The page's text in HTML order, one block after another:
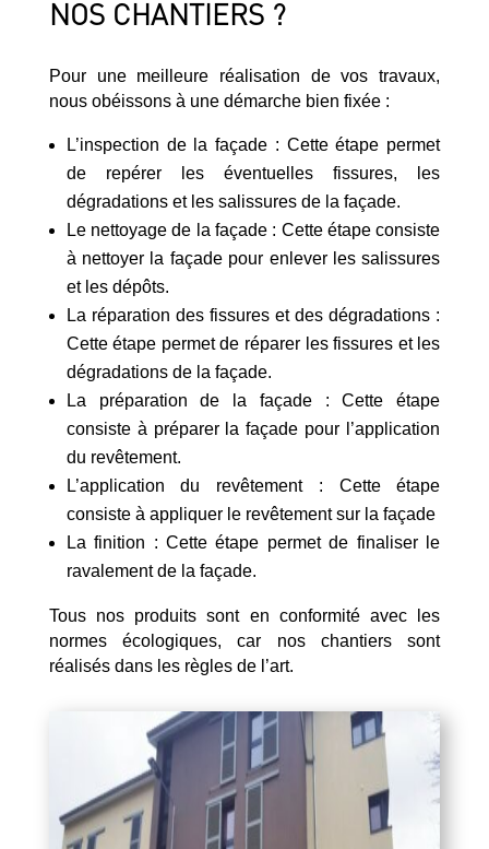
NOS CHANTIERS ?
Pour une meilleure réalisation de vos travaux,
nous obéissons à une démarche bien fixée :
L’inspection de la façade : Cette étape permet
de repérer les éventuelles fissures, les
dégradations et les salissures de la façade.
Le nettoyage de la façade : Cette étape consiste
à nettoyer la façade pour enlever les salissures
et les dépôts.
La réparation des fissures et des dégradations :
Cette étape permet de réparer les fissures et les
dégradations de la façade.
La préparation de la façade : Cette étape
consiste à préparer la façade pour l’application
du revêtement.
L’application du revêtement : Cette étape
consiste à appliquer le revêtement sur la façade
La finition : Cette étape permet de finaliser le
ravalement de la façade.
Tous nos produits sont en conformité avec les
normes écologiques, car nos chantiers sont
réalisés dans les règles de l’art.